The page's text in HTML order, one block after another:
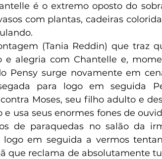
é o extremo oposto do
com plantas, cadeiras
e alegria com Chantelle e,
Pensy surge novamente em
para logo em seguida
Moses, seu filho adulto e
usa seus enormes fones de
de paraquedas no salão da
em seguida a vermos
que reclama de absolutamente